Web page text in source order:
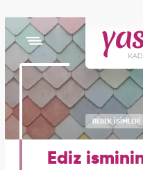
BEBEK İSİMLERİ
Ediz